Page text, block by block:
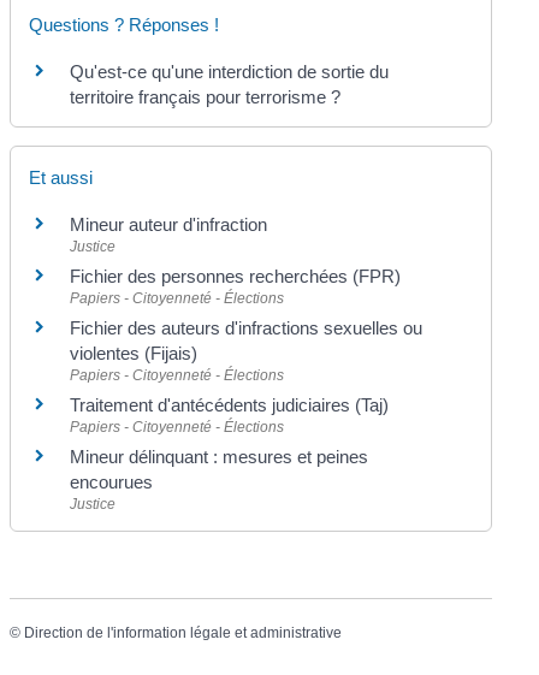
Questions ? Réponses !
Qu'est-ce qu'une interdiction de sortie du
territoire français pour terrorisme ?
Et aussi
Mineur auteur d'infraction
Justice
Fichier des personnes recherchées (FPR)
Papiers - Citoyenneté - Élections
Fichier des auteurs d'infractions sexuelles ou
violentes (Fijais)
Papiers - Citoyenneté - Élections
Traitement d'antécédents judiciaires (Taj)
Papiers - Citoyenneté - Élections
Mineur délinquant : mesures et peines
encourues
Justice
© Direction de l'information légale et administrative